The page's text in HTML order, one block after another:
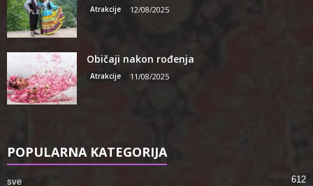
Atrakcije 12/08/2025
Običaji nakon rođenja
Atrakcije 11/08/2025
POPULARNA KATEGORIJA
sve 612